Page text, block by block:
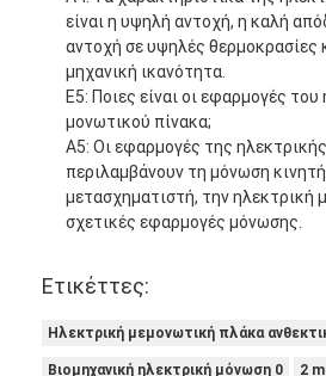
είναι η υψηλή αντοχή, η καλή
αντοχή σε υψηλές θερμοκρασίες
μηχανική ικανότητα.
Ε5: Ποιες είναι οι εφαρμογές του
μονωτικού πίνακα;
Α5: Οι εφαρμογές της
περιλαμβάνουν τη μόνωση
μετασχηματιστή, την ηλεκτρική
σχετικές εφαρμογές μόνωσης.
Ετικέττες:
Ηλεκτρική μεμονωτική πλάκα
Βιομηχανική ηλεκτρική μόνωση 0 2